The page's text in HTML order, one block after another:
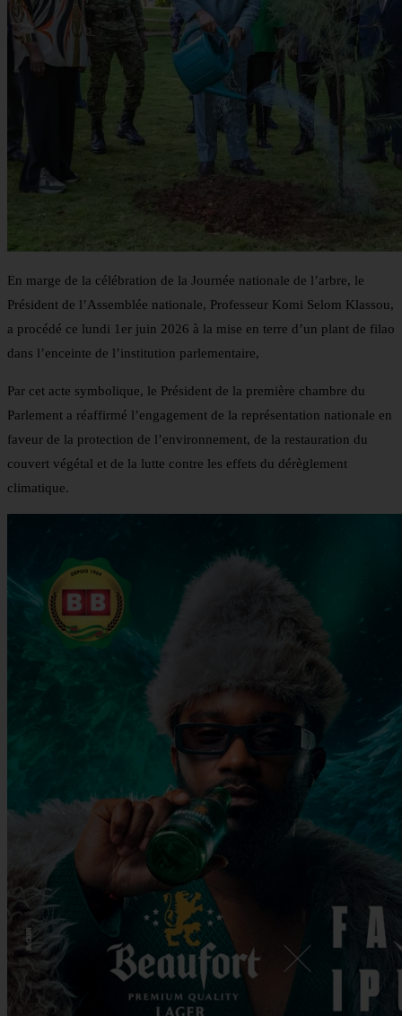
En marge de la célébration de la Journée nationale de l’arbre, le
Président de l’Assemblée nationale, Professeur Komi Selom Klassou,
a procédé ce lundi 1er juin 2026 à la mise en terre d’un plant de filao
dans l’enceinte de l’institution parlementaire,
Par cet acte symbolique, le Président de la première chambre du
Parlement a réaffirmé l’engagement de la représentation nationale en
faveur de la protection de l’environnement, de la restauration du
couvert végétal et de la lutte contre les effets du dérèglement
climatique.